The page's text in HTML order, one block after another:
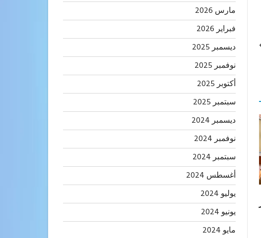
مارس 2026
فبراير 2026
ديسمبر 2025
نوفمبر 2025
أكتوبر 2025
سبتمبر 2025
ديسمبر 2024
نوفمبر 2024
سبتمبر 2024
أغسطس 2024
يوليو 2024
يونيو 2024
مايو 2024